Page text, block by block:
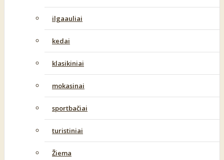
ilgaauliai
kedai
klasikiniai
mokasinai
sportbačiai
turistiniai
Žiema